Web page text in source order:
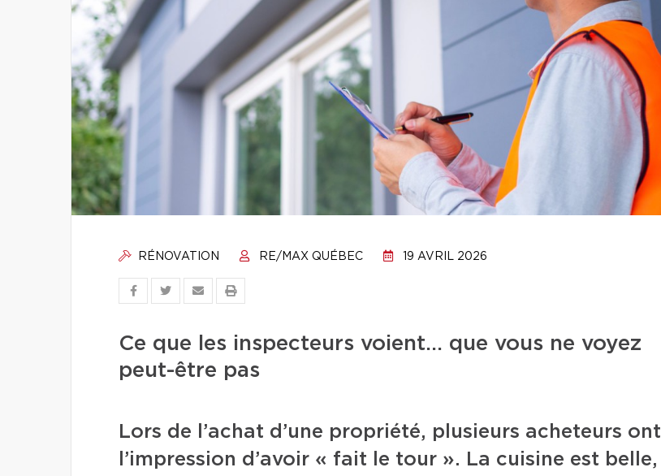
RÉNOVATION RE/MAX QUÉBEC 19 AVRIL 2026
Ce que les inspecteurs voient… que vous ne voyez
peut-être pas
Lors de l’achat d’une propriété, plusieurs acheteurs ont
l’impression d’avoir « fait le tour ». La cuisine est belle,